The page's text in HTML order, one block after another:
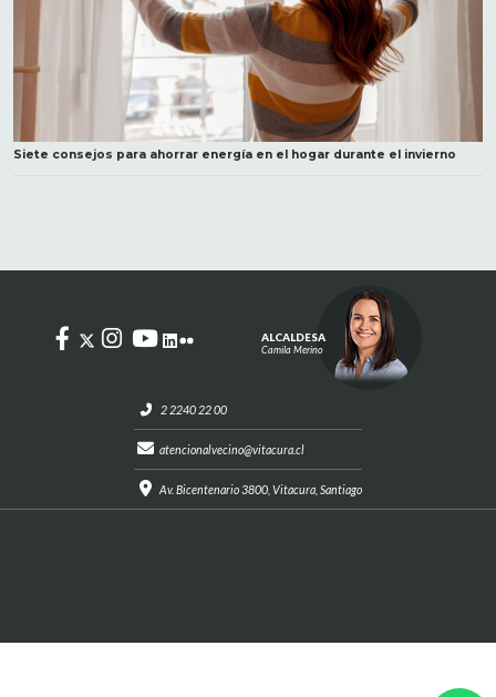
Siete consejos para ahorrar energía en el hogar durante el invierno
2 2240 22 00
atencionalvecino@vitacura.cl
Av. Bicentenario 3800, Vitacura, Santiago
ALCALDESA
Camila Merino